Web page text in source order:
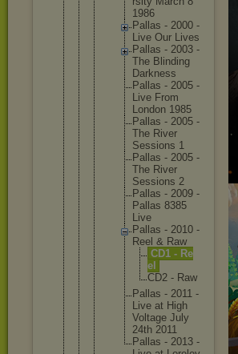
1986
Pallas - 2000 -
Live Our Lives
Pallas - 2003 -
The Blind ing
Darkness
Pallas - 2005 -
Live From
London 1985
Pallas - 2005 -
The River
Sessions 1
Pallas - 2005 -
The River
Sessions 2
Pallas - 2009 -
Pallas 8385
Live
Pallas - 2010 -
Reel & Raw
CD1 - Re
el
CD2 - Raw
Pallas - 2011 -
Live at High
Voltage July
24th 2011
Pallas - 2013 -